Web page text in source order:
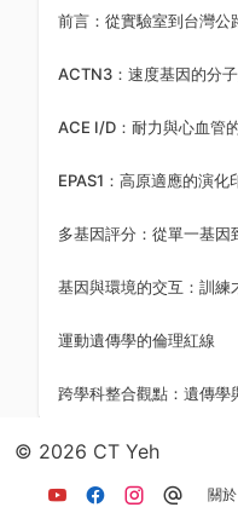
前言：從實驗室到台灣公
ACTN3：速度基因的分
ACE I/D：耐力與心血管
EPAS1：高原適應的演化
多基因評分：從單一基因
基因與環境的交互：訓練
運動遺傳學的倫理紅線
跨學科整合觀點：遺傳學
© 2026 CT Yeh
關